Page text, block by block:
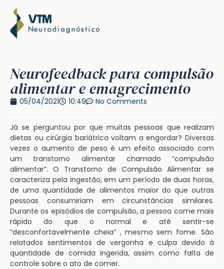
Neurofeedback para compulsão
alimentar e emagrecimento
05/04/2021 10:49 No Comments
Já se perguntou por que muitas pessoas que realizam
dietas ou cirúrgia bariátrica voltam a engordar? Diversas
vezes o aumento de peso é um efeito associado com
um transtorno alimentar chamado “compulsão
alimentar”. O Transtorno de Compulsão Alimentar se
caracteriza pela ingestão, em um período de duas horas,
de uma quantidade de alimentos maior do que outras
pessoas consumiriam em circunstâncias similares.
Durante os episódios de compulsão, a pessoa come mais
rápido do que o normal e até sentir-se
“desconfortavelmente cheia” , mesmo sem fome. São
relatados sentimentos de vergonha e culpa devido à
quantidade de comida ingerida, assim como falta de
controle sobre o ato de comer.